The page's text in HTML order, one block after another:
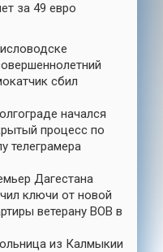
за 49 евро
сбил
начался
процесс по
телеграмера
Дагестана
ключи от новой
ветерану ВОВ в
из Калмыкии